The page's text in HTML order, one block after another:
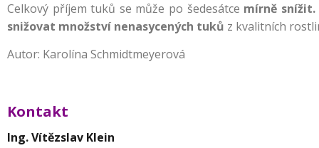
Celkový příjem tuků se může po šedesátce mírně snížit.
snižovat množství nenasycených tuků z kvalitních
Autor: Karolína Schmidtmeyerová
Kontakt
Ing. Vítězslav Klein